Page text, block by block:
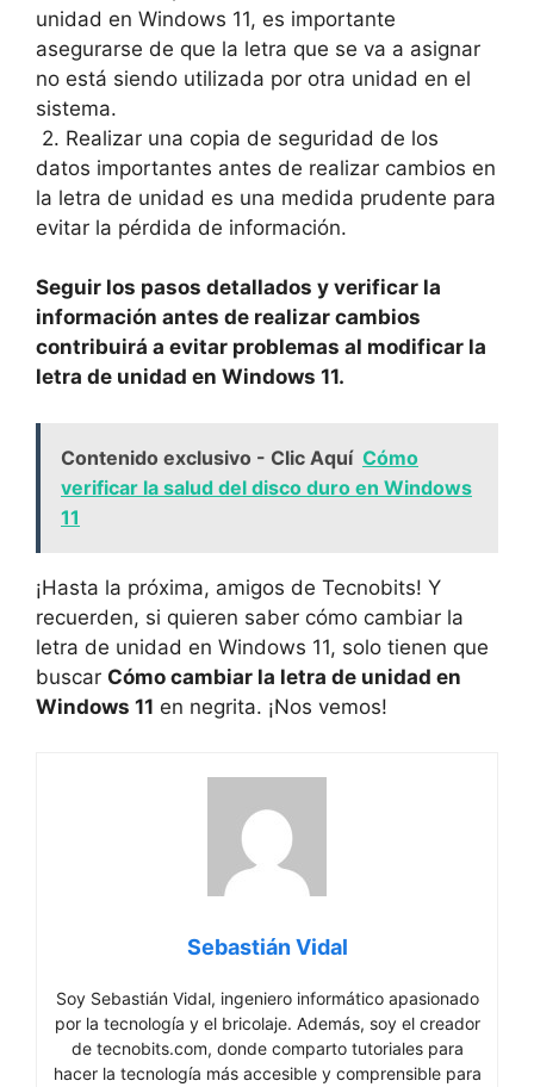
unidad en ​Windows 11, es importante
asegurarse de que la letra que se va a asignar
no‌ está‍ siendo utilizada por otra unidad en el‍
sistema.
⁢ 2. Realizar una copia de seguridad de los
datos importantes‍ antes⁣ de realizar cambios ​en
la letra de ‍unidad es una medida prudente para
evitar‍ la⁢ pérdida de información.
Seguir los pasos⁤ detallados ‍y‌ verificar ​la
información antes ⁤de realizar cambios​
contribuirá a evitar‍ problemas al modificar la​
letra de unidad en⁢ Windows 11.
Contenido exclusivo - Clic Aquí Cómo
verificar la salud del disco duro en Windows
11
¡Hasta ‍la próxima, ⁢amigos de Tecnobits! Y
recuerden, si ⁣quieren saber cómo⁣ cambiar ⁤la
letra de unidad en Windows 11, ‍solo tienen‍ que
buscar Cómo cambiar la letra de unidad en
⁣Windows 11 en ‍negrita. ‌¡Nos ‌vemos!
Sebastián Vidal
Soy Sebastián Vidal, ingeniero informático apasionado
por la tecnología y el bricolaje. Además, soy el creador
de tecnobits.com, donde comparto tutoriales para
hacer la tecnología más accesible y comprensible para